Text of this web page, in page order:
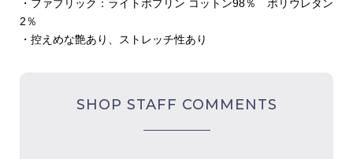
・ファブリック：ライトポプリン コットン98％ ポリウレタン
2％
・控えめな艶あり、ストレッチ性あり
SHOP STAFF COMMENTS